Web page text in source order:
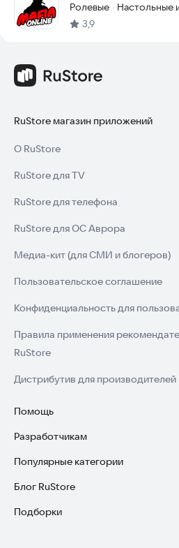
Ролевые · Настольные
3,9
RuStore магазин приложений
О RuStore
RuStore для TV
RuStore для телефона
RuStore для ОС Аврора
Медиа-кит (для СМИ и блогеров)
Пользовательское соглашение
Конфиденциальность для
Правила применения
RuStore
Дистрибутив для производителей
Помощь
Установка RuStore на TV
Установка RuStore на телефон
Установка RuStore в машину
Помощь пользователям RuStore
Разработчикам
Зарабатывать с RuStore
Стать разработчиком
Доступ к RuStore Консоль
Популярные категории
Игры для Android
Приложения банков
Блог RuStore
Обзоры игр для Android 2025
Подборки